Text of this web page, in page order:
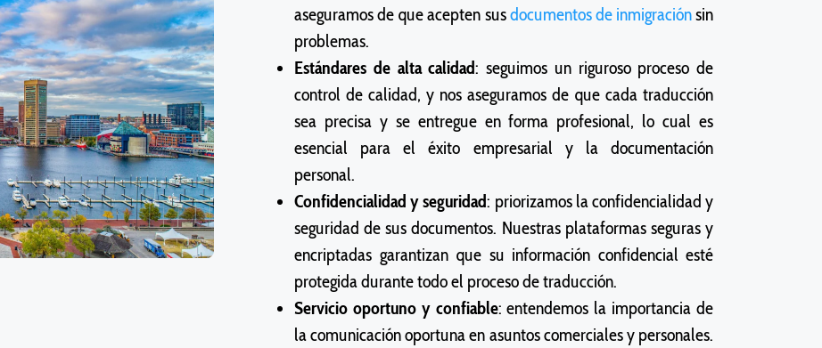
aseguramos de que acepten susdocumentos de inmigraciónsin
problemas.
Estándares de alta calidad: seguimos un riguroso proceso de
control de calidad, y nos aseguramos de que cada traducción
sea precisa y se entregue en forma profesional, lo cual es
esencial para el éxito empresarial y la documentación
personal.
Confidencialidad y seguridad: priorizamos la confidencialidad y
seguridad de sus documentos. Nuestras plataformas seguras y
encriptadas garantizan que su información confidencial esté
protegida durante todo el proceso de traducción.
Servicio oportuno y confiable: entendemos la importancia de
la comunicación oportuna en asuntos comerciales y personales.